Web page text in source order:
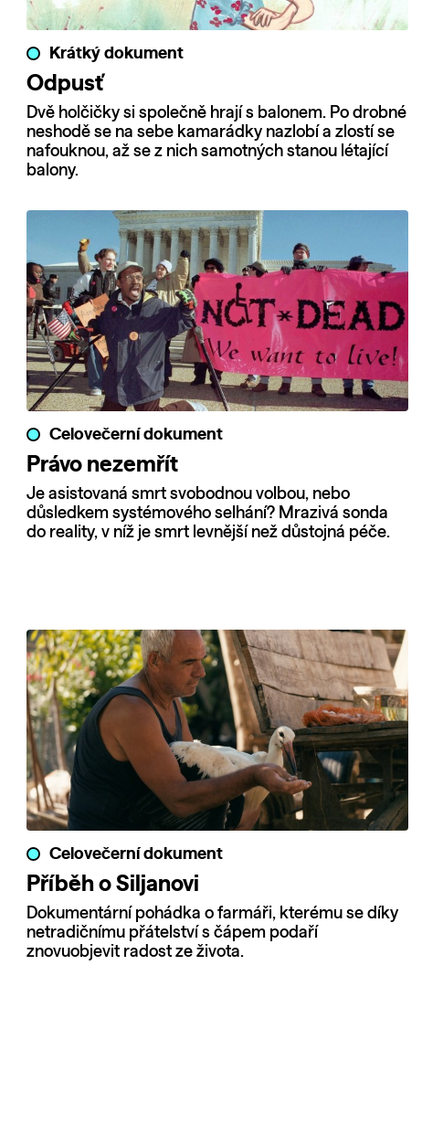
Krátký dokument
Odpusť
Dvě holčičky si společně hrají s balonem. Po drobné
neshodě se na sebe kamarádky nazlobí a zlostí se
nafouknou, až se z nich samotných stanou létající
balony.
Celovečerní dokument
Právo nezemřít
Je asistovaná smrt svobodnou volbou, nebo
důsledkem systémového selhání? Mrazivá sonda
do reality, v níž je smrt levnější než důstojná péče.
Celovečerní dokument
Příběh o Siljanovi
Dokumentární pohádka o farmáři, kterému se díky
netradičnímu přátelství s čápem podaří
znovuobjevit radost ze života.